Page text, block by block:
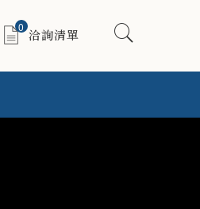
0
洽詢清單